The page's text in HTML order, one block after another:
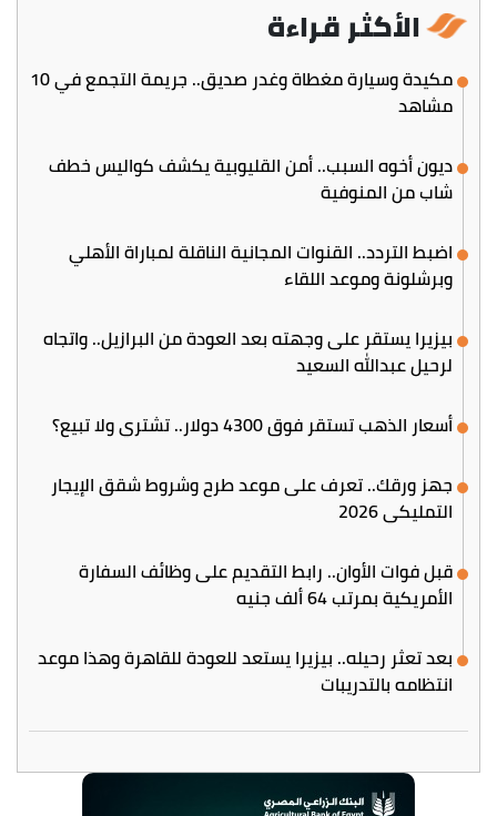
الأكثر قراءة
مكيدة وسيارة مغطاة وغدر صديق.. جريمة التجمع في 10
مشاهد
ديون أخوه السبب.. أمن القليوبية يكشف كواليس خطف
شاب من المنوفية
اضبط التردد.. القنوات المجانية الناقلة لمباراة الأهلي
وبرشلونة وموعد اللقاء
بيزيرا يستقر على وجهته بعد العودة من البرازيل.. واتجاه
لرحيل عبدالله السعيد
أسعار الذهب تستقر فوق 4300 دولار.. تشتري ولا تبيع؟
جهز ورقك.. تعرف على موعد طرح وشروط شقق الإيجار
التمليكي 2026
قبل فوات الأوان.. رابط التقديم على وظائف السفارة
الأمريكية بمرتب 64 ألف جنيه
بعد تعثر رحيله.. بيزيرا يستعد للعودة للقاهرة وهذا موعد
انتظامه بالتدريبات